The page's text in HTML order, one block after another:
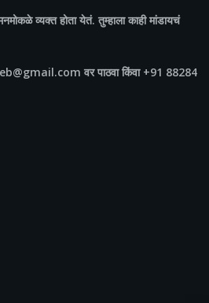
व्यक्त होता येतं. तुम्हाला काही मांडायचं
वर पाठवा किंवा +91 88284